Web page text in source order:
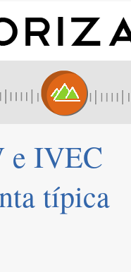
e IVEC
típica